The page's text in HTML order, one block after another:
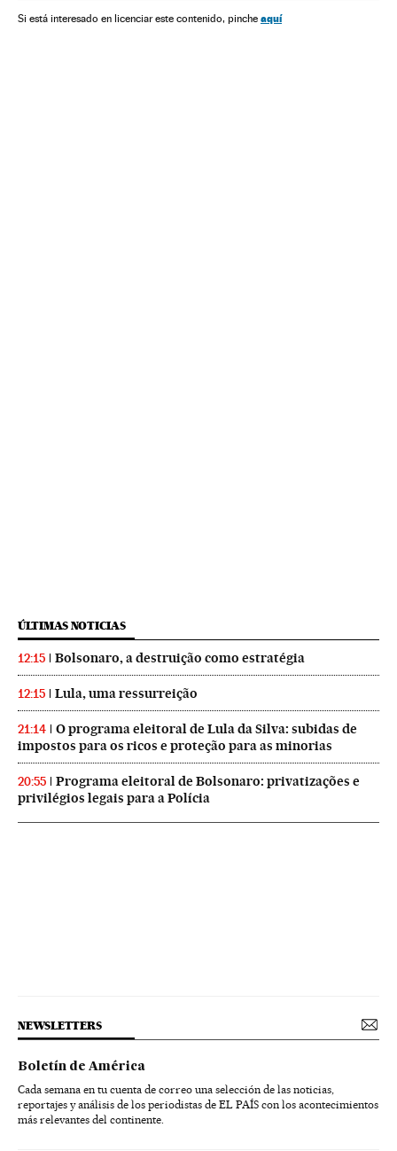
Si está interesado en licenciar este contenido, pinche aquí
ÚLTIMAS NOTICIAS
12:15 Bolsonaro, a destruição como estratégia
12:15 Lula, uma ressurreição
21:14
O programa eleitoral de Lula da Silva: subidas de
impostos para os ricos e proteção para as minorias
20:55
Programa eleitoral de Bolsonaro: privatizações e
privilégios legais para a Polícia
NEWSLETTERS
Boletín de América
Cada semana en tu cuenta de correo una selección de las noticias,
reportajes y análisis de los periodistas de EL PAÍS con los acontecimientos
más relevantes del continente.